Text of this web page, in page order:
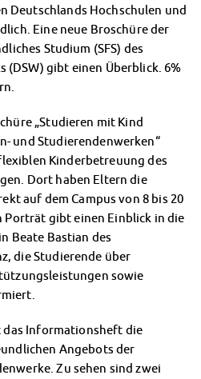
Deutschlands Hochschulen und
Eine neue Broschüre der
Studium (SFS) des
(DSW) gibt einen Überblick. 6%
„Studieren mit Kind
und Studierendenwerken“
Kinderbetreuung des
Dort haben Eltern die
auf dem Campus von 8 bis 20
Porträt gibt einen Einblick in die
Beate Bastian des
die Studierende über
sowie
das Informationsheft die
Angebots der
Zu sehen sind zwei